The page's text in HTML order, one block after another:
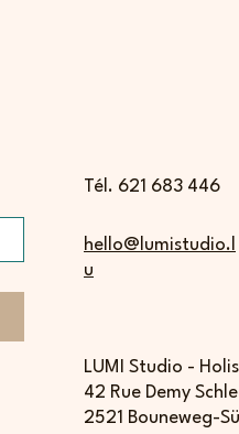
Tél. 621 683 446
hello@lumistudio.l
u
LUMI Studio -
42 Rue Demy
2521 Bouneweg-